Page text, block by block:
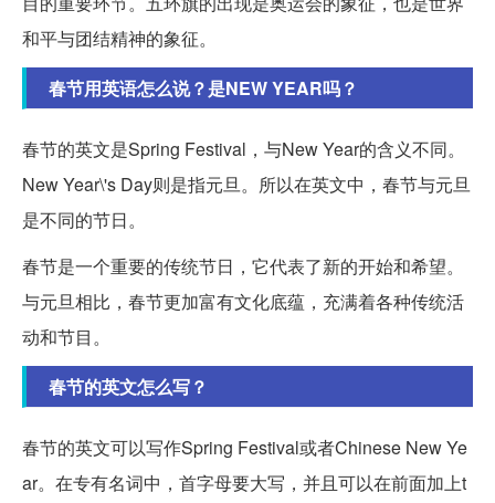
和平与团结精神的象征。
春节用英语怎么说？是NEW YEAR吗？
春节的英文是Spring Festival，与New Year的含义不同。
New Year\'s Day则是指元旦。所以在英文中，春节与元旦
是不同的节日。
春节是一个重要的传统节日，它代表了新的开始和希望。
与元旦相比，春节更加富有文化底蕴，充满着各种传统活
动和节目。
春节的英文怎么写？
春节的英文可以写作Spring Festival或者Chinese New Ye
ar。在专有名词中，首字母要大写，并且可以在前面加上t